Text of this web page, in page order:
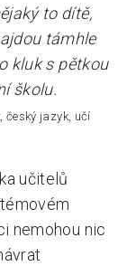
to dítě,
támhle
kluk s pětkou
školu.
český jazyk, učí
učitelů
nemohou nic